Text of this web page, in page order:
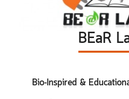
BEaR
Bio-Inspired &